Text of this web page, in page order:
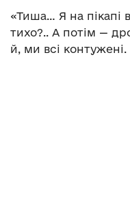
«Тиша… Я на пікапі
тихо?.. А потім —
й, ми всі